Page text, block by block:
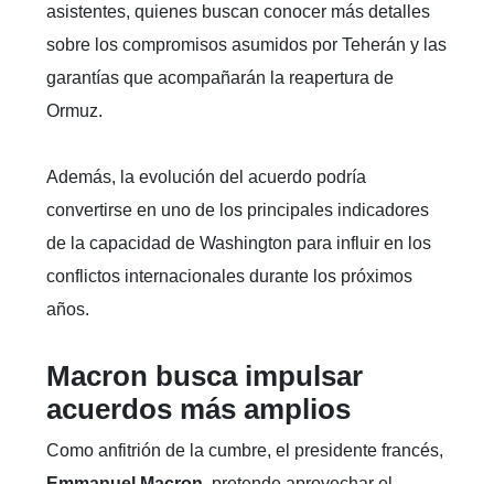
asistentes, quienes buscan conocer más detalles
sobre los compromisos asumidos por Teherán y las
garantías que acompañarán la reapertura de
Ormuz.
Además, la evolución del acuerdo podría
convertirse en uno de los principales indicadores
de la capacidad de Washington para influir en los
conflictos internacionales durante los próximos
años.
Macron busca impulsar
acuerdos más amplios
Como anfitrión de la cumbre, el presidente francés,